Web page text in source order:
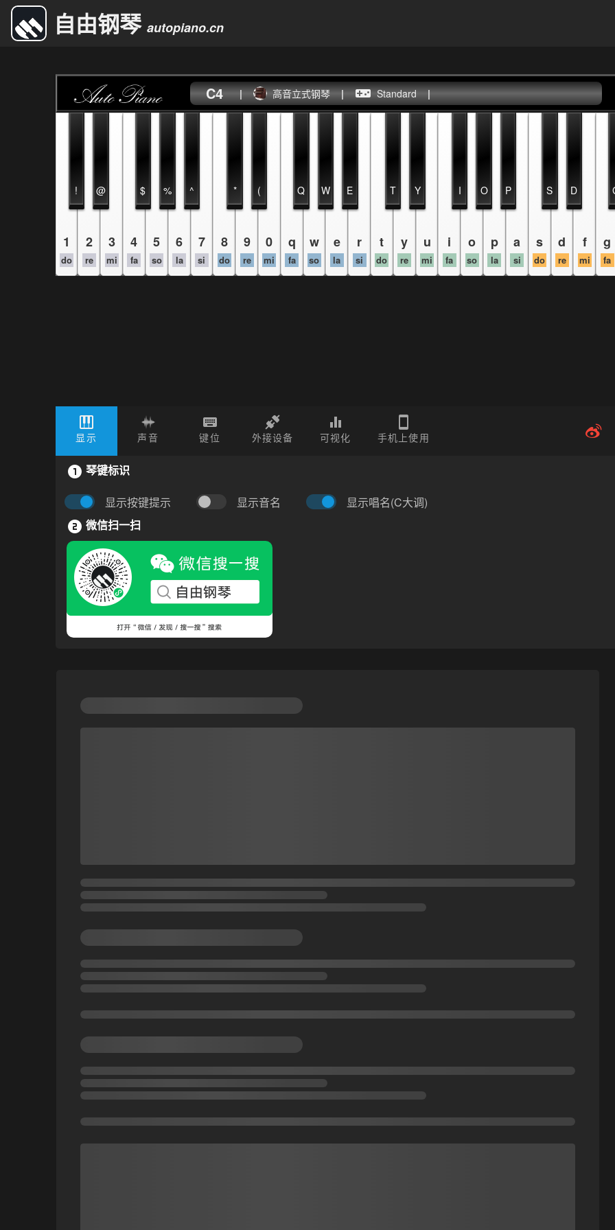
自由钢琴 autopiano.cn
C4 | 高音立式钢琴 | Standard |
1
do
2
re
3
mi
4
fa
5
so
6
la
7
si
8
do
9
re
0
mi
q
fa
w
so
e
la
r
si
t
do
y
re
u
mi
i
fa
o
so
p
la
a
si
s
do
d
re
f
mi
g
fa
! @ $ % ^ * ( Q W E T Y I O P S D
显示 声音 键位 外接设备 可视化 手机上使用
琴键标识
显示按键提示 显示音名 显示唱名(C大调)
微信扫一扫